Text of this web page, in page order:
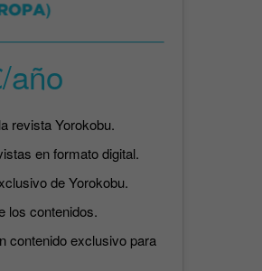
año
revista Yorokobu.
en formato digital.
de Yorokobu.
los contenidos.
contenido exclusivo para